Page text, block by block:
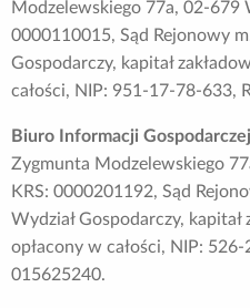
Modzelewskiego 77a, 02-679
0000110015, Sąd Rejonowy
Gospodarczy, kapitał
całości, NIP: 951-17-78-633,
Biuro Informacji
Zygmunta Modzelewskiego
KRS: 0000201192, Sąd
Wydział Gospodarczy, kapitał
opłacony w całości, NIP:
015625240.